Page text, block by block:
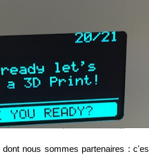
dont nous sommes partenaires :